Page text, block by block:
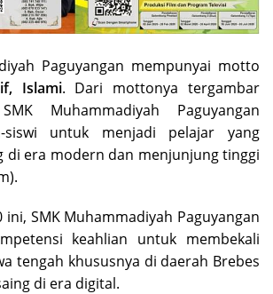
Paguyangan mempunyai motto
Islami. Dari mottonya tergambar
Muhammadiyah Paguyangan
siswi untuk menjadi pelajar yang
di era modern dan menjunjung tinggi
ini, SMK Muhammadiyah Paguyangan
keahlian untuk membekali
tengah khususnya di daerah Brebes
di era digital.